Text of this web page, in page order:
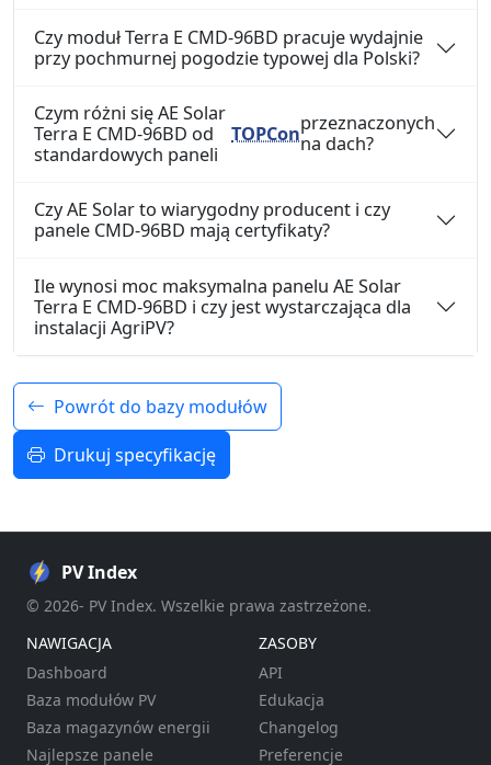
Czy moduł Terra E CMD-96BD pracuje wydajnie
przy pochmurnej pogodzie typowej dla Polski?
Czym różni się AE Solar
Terra E CMD-96BD od
standardowych paneli
TOPConprzeznaczonych
na dach?
Czy AE Solar to wiarygodny producent i czy
panele CMD-96BD mają certyfikaty?
Ile wynosi moc maksymalna panelu AE Solar
Terra E CMD-96BD i czy jest wystarczająca dla
instalacji AgriPV?
Powrót do bazy modułów
Drukuj specyfikację
PV Index
© 2026- PV Index. Wszelkie prawa zastrzeżone.
NAWIGACJA
Dashboard
Baza modułów PV
Baza magazynów energii
Najlepsze panele
ZASOBY
API
Edukacja
Changelog
Preferencje